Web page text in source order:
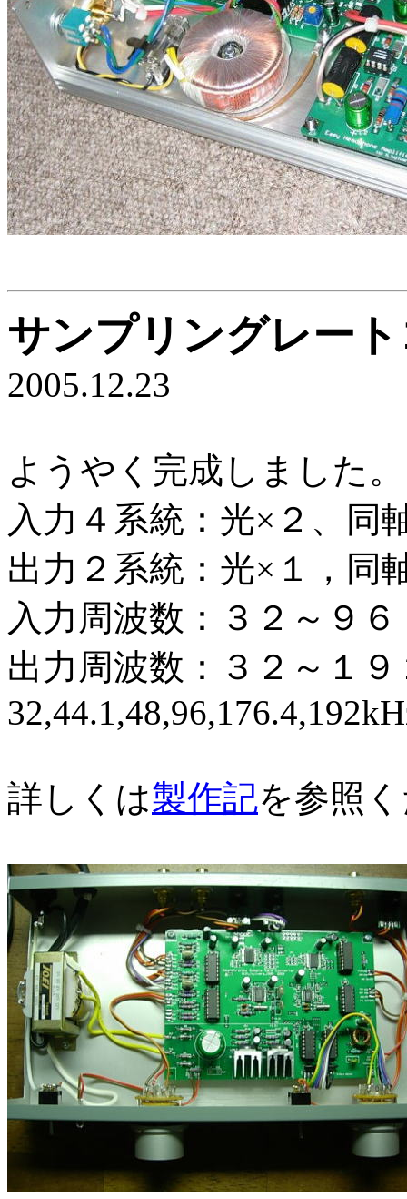
サンプリングレー
2005.12.23
ようやく完成しました。
入力４系統：光×２、同
出力２系統：光×１，同
入力周波数：３２～９
出力周波数：３２～１
詳しくは製作記を参照